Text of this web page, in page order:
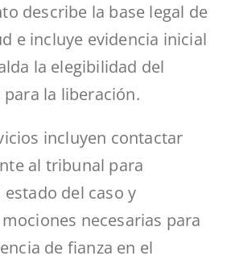
describe la base legal de
e incluye evidencia inicial
la elegibilidad del
la liberación.
incluyen contactar
al tribunal para
del caso y
necesarias para
de fianza en el